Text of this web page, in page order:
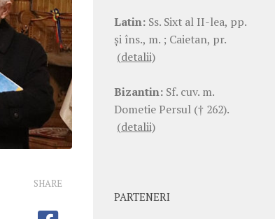
SHARE
Latin: Ss. Sixt al II-lea, pp.
şi îns., m. ; Caietan, pr.
(detalii)
Bizantin: Sf. cuv. m.
Dometie Persul († 262).
(detalii)
PARTENERI